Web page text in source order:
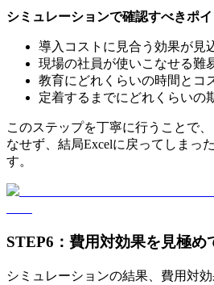
シミュレーションで確認すべきポイ
導入コストに見合う効果が見
現場の社員が使いこなせる難
教育にどれくらいの時間とコ
定着するまでにどれくらいの
このステップを丁寧に行うことで
なせず、結局Excelに戻ってしまっ
す。
STEP6：費用対効果を見極め
シミュレーションの結果、費用対